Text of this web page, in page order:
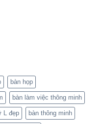
bàn họp
bàn làm việc thông minh
L đẹp bàn thông minh